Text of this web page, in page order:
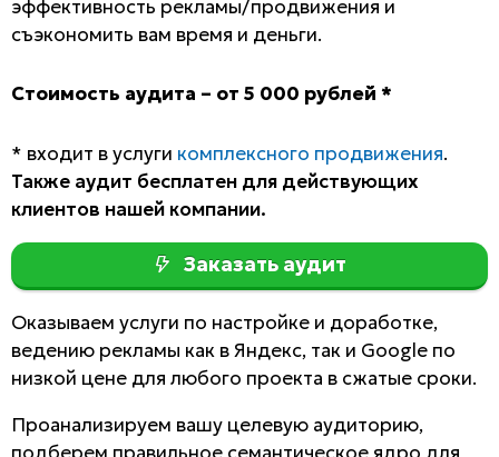
эффективность рекламы/продвижения и
съэкономить вам время и деньги.
Стоимость аудита – от 5 000 рублей *
* входит в услуги комплексного продвижения.
Также аудит бесплатен для действующих
клиентов нашей компании.
Заказать аудит
Оказываем услуги по настройке и доработке,
ведению рекламы как в Яндекс, так и Google по
низкой цене для любого проекта в сжатые сроки.
Проанализируем вашу целевую аудиторию,
подберем правильное семантическое ядро для